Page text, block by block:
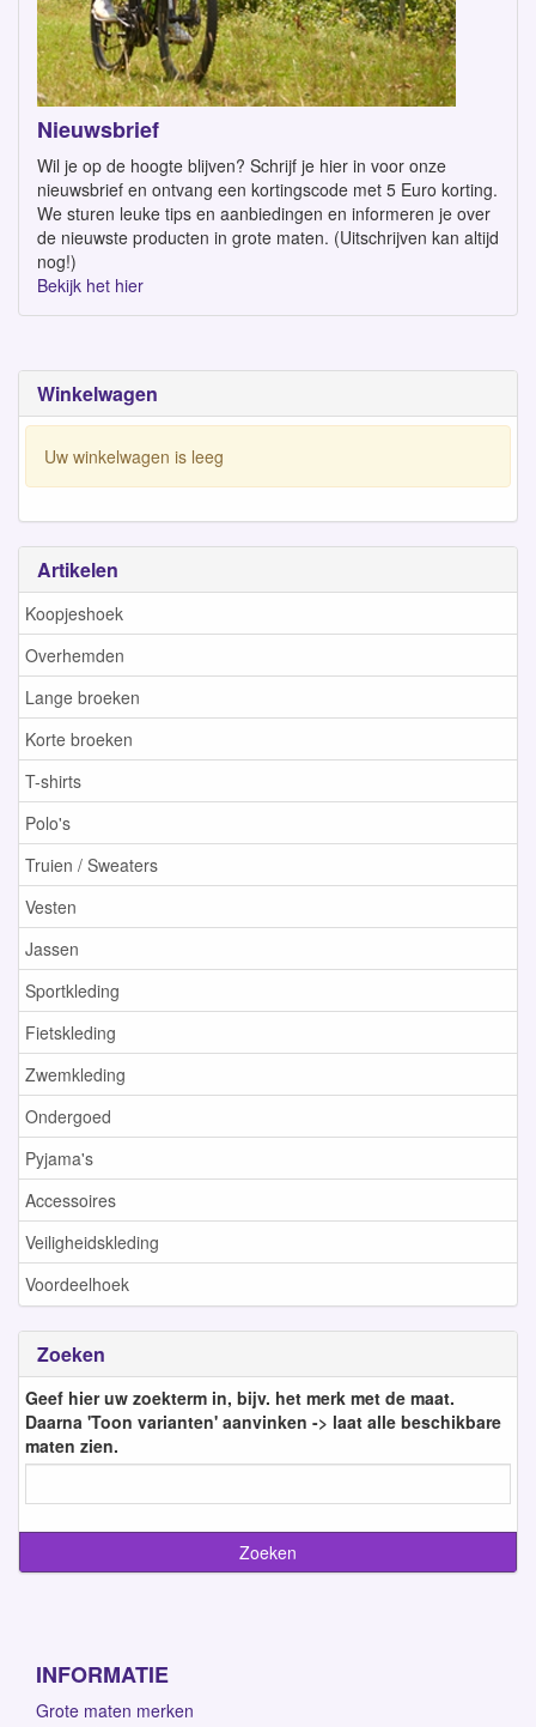
Winkelwagen
Uw winkelwagen is leeg
Artikelen
Koopjeshoek
Overhemden
Lange broeken
Korte broeken
T-shirts
Polo's
Truien / Sweaters
Vesten
Jassen
Sportkleding
Fietskleding
Zwemkleding
Ondergoed
Pyjama's
Accessoires
Veiligheidskleding
Voordeelhoek
Zoeken
Geef hier uw zoekterm in, bijv. het merk met de maat.
Daarna 'Toon varianten' aanvinken -> laat alle beschikbare
maten zien.
Nieuwsbrief
Wil je op de hoogte blijven? Schrijf je hier in voor onze
nieuwsbrief en ontvang een kortingscode met 5 Euro korting.
We sturen leuke tips en aanbiedingen en informeren je over
de nieuwste producten in grote maten. (Uitschrijven kan altijd
nog!)
Bekijk het hier
INFORMATIE
Grote maten merken